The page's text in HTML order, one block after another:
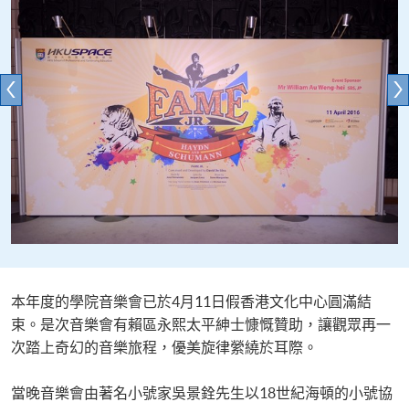
本年度的學院音樂會已於4月11日假香港文化中心圓滿結
束。是次音樂會有賴區永熙太平紳士慷慨贊助，讓觀眾再一
次踏上奇幻的音樂旅程，優美旋律縈繞於耳際。
當晚音樂會由著名小號家吳景銓先生以18世紀海頓的小號協